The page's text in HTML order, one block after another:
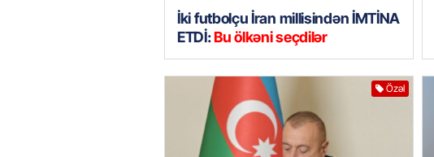
İki futbolçu İran millisindən İMTİNA
ETDİ:Bu ölkəni seçdilər
Özəl